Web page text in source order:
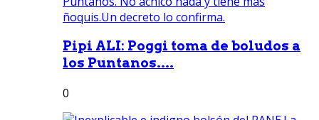
Pipi ALI: Poggi toma de boludos a
los Puntanos....
0